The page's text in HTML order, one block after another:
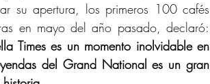
su apertura, los primeros 100 cafés
en mayo del año pasado, declaró:
Times es un momento inolvidable en
del Grand National es un gran